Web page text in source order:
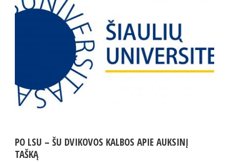
PO LSU – ŠU DVIKOVOS KALBOS APIE AUKSINĮ
TAŠKĄ